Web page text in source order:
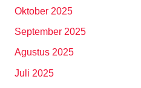
Oktober 2025
September 2025
Agustus 2025
Juli 2025